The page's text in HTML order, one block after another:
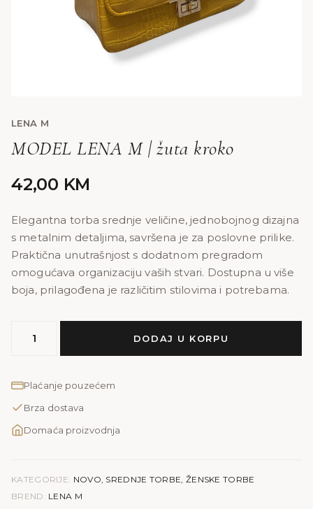
LENA M
MODEL LENA M | žuta kroko
42,00 KM
Elegantna torba srednje veličine, jednobojnog dizajna
s metalnim detaljima, savršena je za poslovne prilike.
Praktična unutrašnjost s dodatnom pregradom
omogućava organizaciju vaših stvari. Dostupna u više
boja, prilagođena je različitim stilovima i potrebama.
LENA
|
kroko
količina
DODAJ U KORPU
Plaćanje pouzećem
Brza dostava
Domaća proizvodnja
KATEGORIJE: NOVO, SREDNJE TORBE, ŽENSKE TORBE
BREND: LENA M